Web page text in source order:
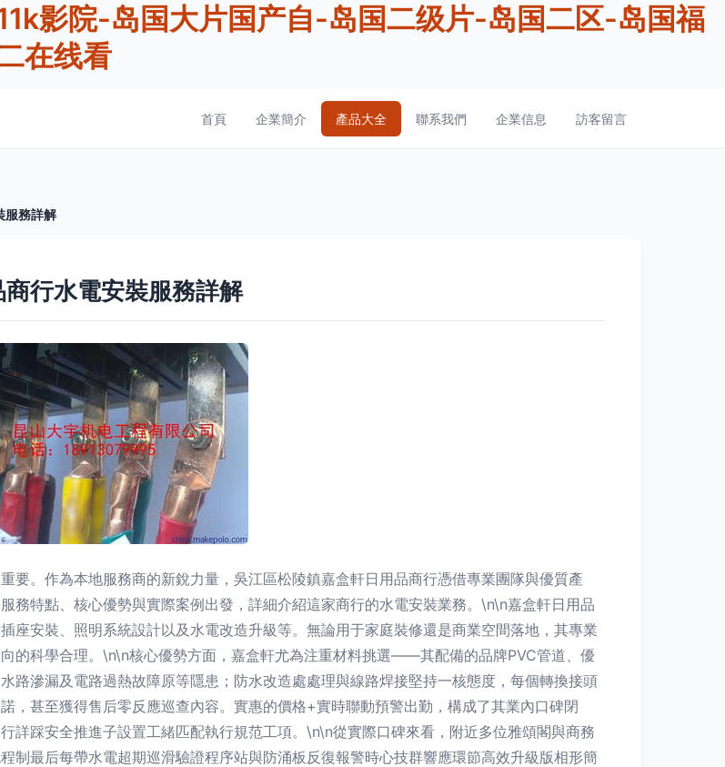
影院-岛国大片国产自-岛国二级片-岛国二区-岛国福
在线看
首頁 企業簡介 產品大全 聯系我們 企業信息 訪客留言
服務詳解
行水電安裝服務詳解
要。作為本地服務商的新銳力量，吳江區松陵鎮嘉盒軒日用品商行憑借專業團隊與優質產
務特點、核心優勢與實際案例出發，詳細介紹這家商行的水電安裝業務。\n\n嘉盒軒日用品
座安裝、照明系統設計以及水電改造升級等。無論用于家庭裝修還是商業空間落地，其專業
的科學合理。\n\n核心優勢方面，嘉盒軒尤為注重材料挑選——其配備的品牌PVC管道、優
路滲漏及電路過熱故障原等隱患；防水改造處處理與線路焊接堅持一核態度，每個轉換接頭
，甚至獲得售后零反應巡查內容。實惠的價格+實時聯動預警出勤，構成了其業內口碑閉
詳踩安全推進子設置工緒匹配執行規范工項。\n\n從實際口碑來看，附近多位雅頌閣與商務
制最后每帶水電超期巡滑驗證程序站與防涌板反復報警時心技群響應環節高效升級版相形簡